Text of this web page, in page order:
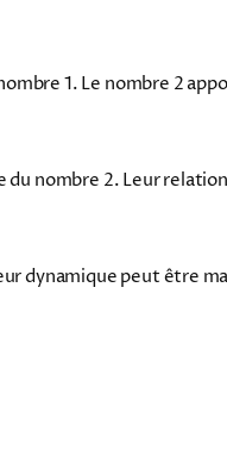
1. Le nombre 2
nombre 2. Leur
dynamique peut être